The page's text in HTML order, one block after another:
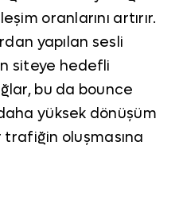
oranlarını artırır.
yapılan sesli
siteye hedefli
bu da bounce
yüksek dönüşüm
oluşmasına